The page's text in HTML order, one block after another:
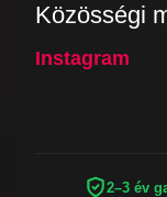
Közösségi
Instagram
2–3 év